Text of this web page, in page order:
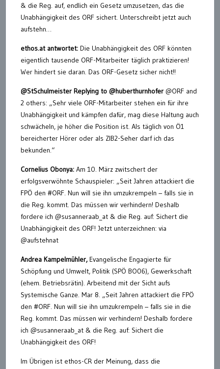
& die Reg. auf, endlich ein Gesetz umzusetzen, das die
Unabhängigkeit des ORF sichert. Unterschreibt jetzt auch
aufstehn…
ethos.at antwortet: Die Unabhängigkeit des ORF könnten
eigentlich tausende ORF-Mitarbeiter täglich praktizieren!
Wer hindert sie daran. Das ORF-Gesetz sicher nicht!!
@StSchulmeister Replying to @huberthurnhofer @ORF and
2 others: „Sehr viele ORF-Mitarbeiter stehen ein für ihre
Unabhängigkeit und kämpfen dafür, mag diese Haltung auch
schwächeln, je höher die Position ist. Als täglich von Ö1
bereicherter Hörer oder als ZIB2-Seher darf ich das
bekunden.“
Cornelius Obonya: Am 10. März zwitschert der
erfolgsverwöhnte Schauspieler: „Seit Jahren attackiert die
FPÖ den #ORF. Nun will sie ihn umzukrempeln – falls sie in
die Reg. kommt. Das müssen wir verhindern! Deshalb
fordere ich @susanneraab_at & die Reg. auf: Sichert die
Unabhängigkeit des ORF! Jetzt unterzeichnen: via
@aufstehnat
Andrea Kampelmühler,Evangelische Engagierte für
Schöpfung und Umwelt, Politik (SPÖ BO06), Gewerkschaft
(ehem. Betriebsrätin). Arbeitend mit der Sicht aufs
Systemische Ganze. Mar 8. „Seit Jahren attackiert die FPÖ
den #ORF. Nun will sie ihn umzukrempeln – falls sie in die
Reg. kommt. Das müssen wir verhindern! Deshalb fordere
ich @susanneraab_at & die Reg. auf: Sichert die
Unabhängigkeit des ORF!
Im Übrigen ist ethos-CR der Meinung, dass die